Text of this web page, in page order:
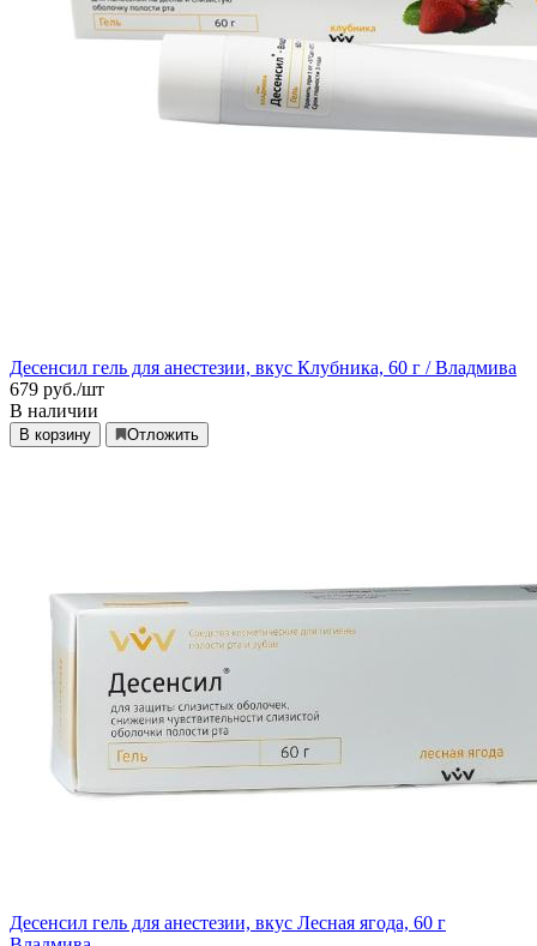
Десенсил гель для анестезии, вкус Клубника, 60 г / Владмива
679 руб./шт
В наличии
В корзину Отложить
Десенсил гель для анестезии, вкус Лесная ягода, 60 г